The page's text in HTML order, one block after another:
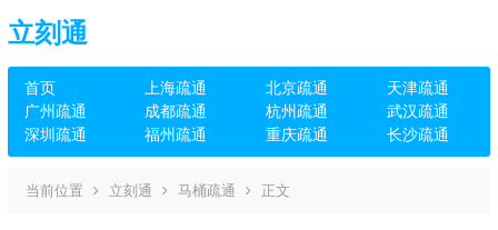
立刻通
首页 上海疏通 北京疏通
天津疏通
广州疏通
成都疏通 杭州疏通
武汉疏通
深圳疏通
福州疏通 重庆疏通 长沙疏通
当前位置 立刻通 马桶疏通 正文